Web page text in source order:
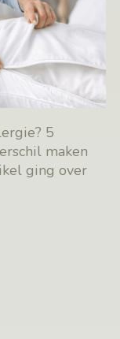
5
maken
ging over